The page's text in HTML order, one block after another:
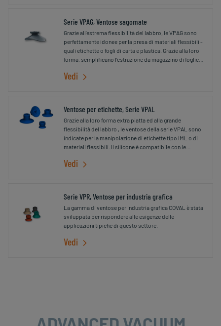
Serie VPAG, Ventose sagomate
Grazie all'estrema flessibilità del labbro, le VPAG sono
perfettamente idonee per la presa di materiali flessibili -
quali etichette o fogli di carta e plastica. Grazie alla loro
forma, semplificano l'estrazione da magazzino di foglietti
Vedi
Ventose per etichette, Serie VPAL
Grazie alla loro forma extra piatta ed alla grande
flessibilità del labbro , le ventose della serie VPAL sono
indicate per la manipolazione di etichette tipo IML o di
materiali flessibili. Il silicone è compatibile con le
Vedi
Serie VPR, Ventose per industria grafica
La gamma di ventose per industria grafica COVAL è stata
sviluppata per rispondere alle esigenze delle
applicazioni tipiche di questo settore.
Vedi